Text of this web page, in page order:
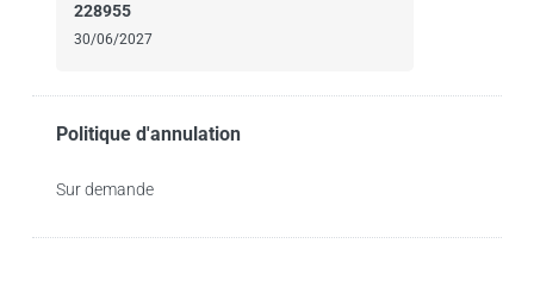
228955
30/06/2027
Politique d'annulation
Sur demande